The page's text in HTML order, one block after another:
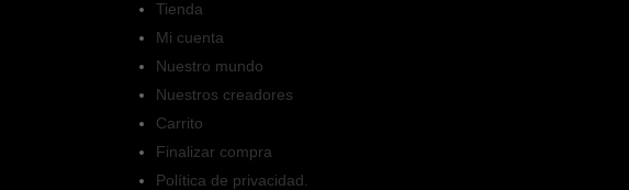
Tienda
Mi cuenta
Nuestro mundo
Nuestros creadores
Carrito
Finalizar compra
Política de privacidad.